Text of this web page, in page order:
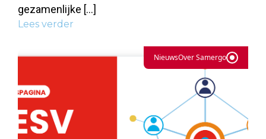
gezamenlijke […]
Lees verder
NieuwsOver Samergo